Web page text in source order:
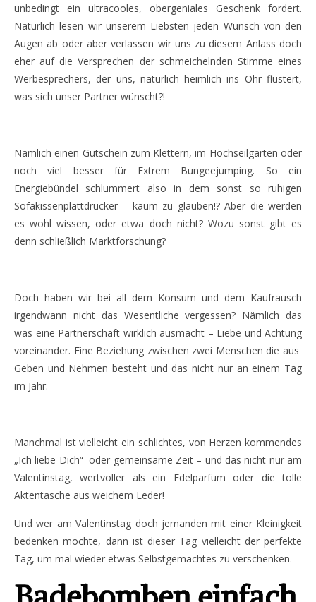
unbedingt ein ultracooles, obergeniales Geschenk fordert.
Natürlich lesen wir unserem Liebsten jeden Wunsch von den
Augen ab oder aber verlassen wir uns zu diesem Anlass doch
eher auf die Versprechen der schmeichelnden Stimme eines
Werbesprechers, der uns, natürlich heimlich ins Ohr flüstert,
was sich unser Partner wünscht?!
Nämlich einen Gutschein zum Klettern, im Hochseilgarten oder
noch viel besser für Extrem Bungeejumping. So ein
Energiebündel schlummert also in dem sonst so ruhigen
Sofakissenplattdrücker – kaum zu glauben!? Aber die werden
es wohl wissen, oder etwa doch nicht? Wozu sonst gibt es
denn schließlich Marktforschung?
Doch haben wir bei all dem Konsum und dem Kaufrausch
irgendwann nicht das Wesentliche vergessen? Nämlich das
was eine Partnerschaft wirklich ausmacht – Liebe und Achtung
voreinander. Eine Beziehung zwischen zwei Menschen die aus
Geben und Nehmen besteht und das nicht nur an einem Tag
im Jahr.
Manchmal ist vielleicht ein schlichtes, von Herzen kommendes
„Ich liebe Dich“ oder gemeinsame Zeit – und das nicht nur am
Valentinstag, wertvoller als ein Edelparfum oder die tolle
Aktentasche aus weichem Leder!
Und wer am Valentinstag doch jemanden mit einer Kleinigkeit
bedenken möchte, dann ist dieser Tag vielleicht der perfekte
Tag, um mal wieder etwas Selbstgemachtes zu verschenken.